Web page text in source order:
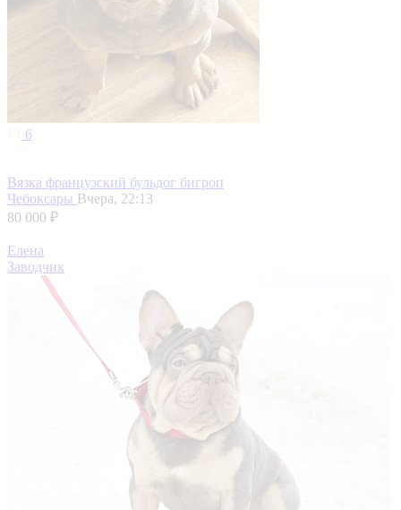
6
Вязка французский бульдог бигроп
Чебоксары Вчера, 22:13
80 000 ₽
Елена
Заводчик